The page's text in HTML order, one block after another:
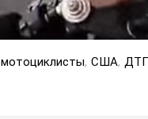
мотоциклисты, США,